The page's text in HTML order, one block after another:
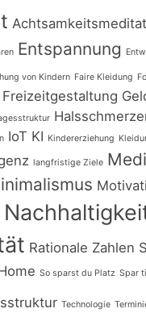
Entspannung
von Kindern Faire Kleidung
Freizeitgestaltung
IoT KI Kindererziehung
langfristige Ziele
Rationale Zahlen
So sparst du Platz Spar
Technologie